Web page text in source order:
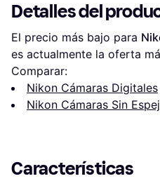
Detalles del
El precio más bajo para
es actualmente la oferta
Comparar:
Nikon Cámaras Digitales
Nikon Cámaras Sin
Características